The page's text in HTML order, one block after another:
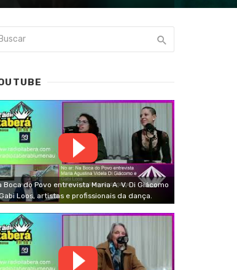
Boca do Povo entrevista Maria A. V. Di Giácomo
Loos, artistas e profissionais da dança.